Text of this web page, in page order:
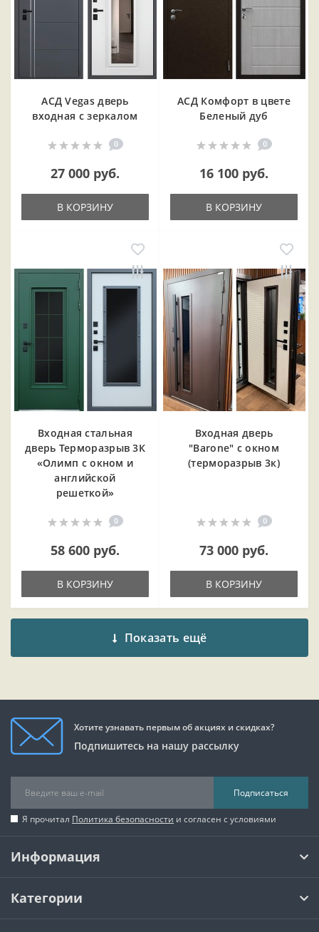
АСД Vegas дверь
входная с зеркалом
0
27 000 руб.
В КОРЗИНУ
АСД Комфорт в цвете
Беленый дуб
0
16 100 руб.
В КОРЗИНУ
Входная cтальная
дверь Терморазрыв 3К
«Олимп с окном и
английской
решеткой»
0
58 600 руб.
В КОРЗИНУ
Входная дверь
"Barone" с окном
(терморазрыв 3к)
0
73 000 руб.
В КОРЗИНУ
Показать ещё
Хотите узнавать первым об акциях и скидках?
Подпишитесь на нашу рассылку
Подписаться
Я прочитал Политика безопасности и согласен с условиями
Информация
Категории